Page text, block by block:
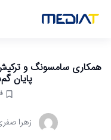
همکاری سامسونگ و ترکیش
پایان
زهرا